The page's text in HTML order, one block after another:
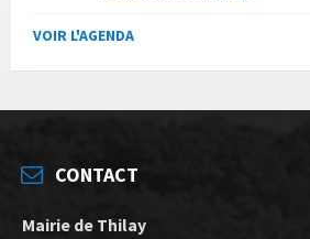
VOIR L'AGENDA
CONTACT
Mairie de Thilay